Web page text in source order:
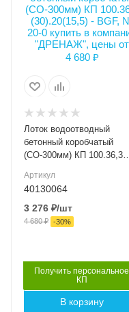
Ширина внешняя (мм)
363
Ширина внутренняя
DN300
155
Класс нагрузки
C250
Материал лотка и
решетки
Вес, кг
BGF 30
Артикул
40130064
Лоток водоотводный
бетонный коробчатый
(СО-300мм) КП 100.36,3
Артикул
40130064
3 276 ₽/шт
4 680₽ -30%
Получить персональное
КП
В корзину